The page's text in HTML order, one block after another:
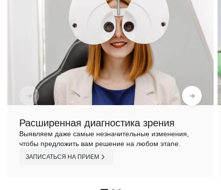
Расширенная диагностика зрения
Выявляем даже самые незначительные изменения,
чтобы предложить вам решение на любом этапе.
ЗАПИСАТЬСЯ НА ПРИЕМ